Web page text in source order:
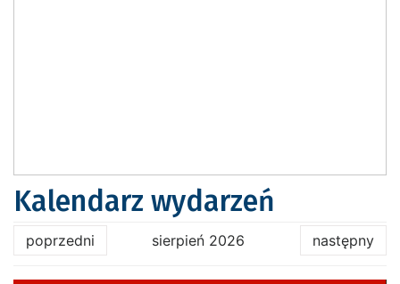
Kalendarz wydarzeń
poprzedni sierpień 2026 następny